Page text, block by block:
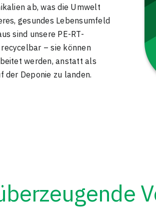
ab, was die Umwelt
gesundes Lebensumfeld
sind unsere PE-RT-
– sie können
werden, anstatt als
Deponie zu landen.